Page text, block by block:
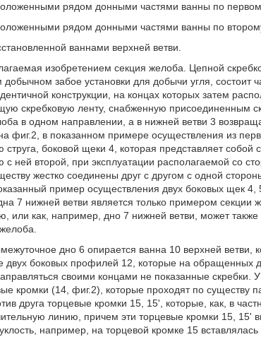
рядом донными частями ванны по
рядом донными частями ванны по
ваннами верхней ветви.
изобретением секция желоба. Цепной
забое установки для добычи угля, состоит
конструкции, на концах которых затем
скребковую ленту, снабженную присоединенным
в одном направлении, а в нижней ветви 3
фиг.2, в показанном примере осуществления из
боковой щеки 4, которая представляет собой
ней второй, при эксплуатации располагаемой со
жестко соединены друг с другом с одной
пример осуществления двух боковых щек 4,
7 нижней ветви является только примером секции
или как, например, дно 7 нижней ветви, может также
дно 6 опирается ванна 10 верхней ветви,
двух боковых профилей 12, которые на обращенных
своими концами не показанные
кромки (14, фиг.2), которые проходят по
друга торцевые кромки 15, 15', которые, как, в
линию, причем эти торцевые кромки 15, 15'
например, на торцевой кромке 15 вставлялась